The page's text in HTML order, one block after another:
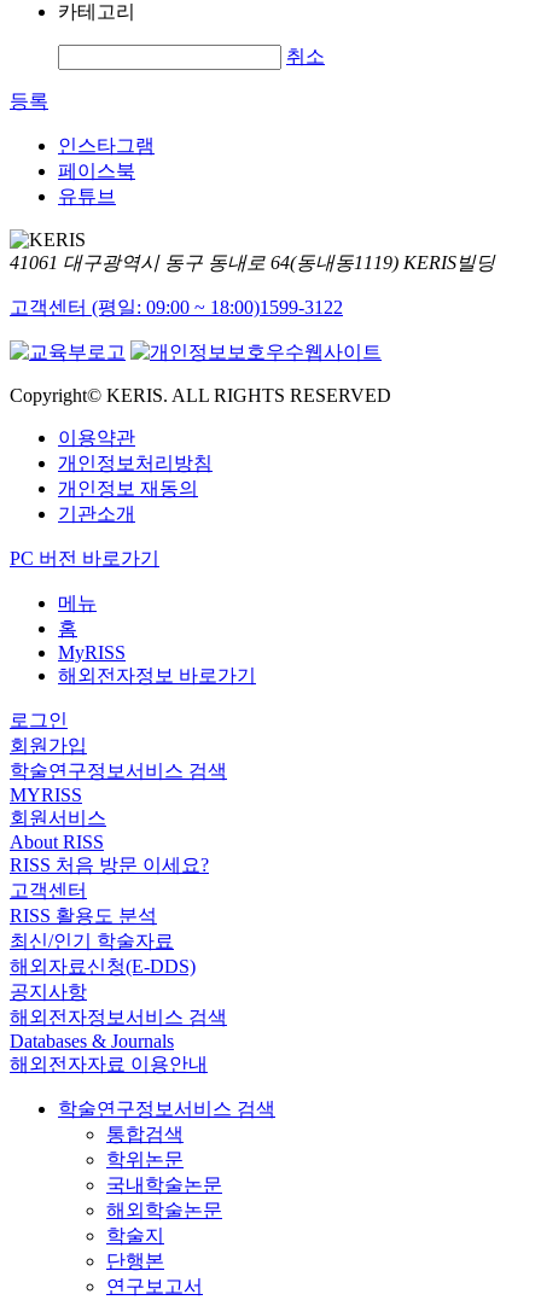
카테고리
취소
등록
인스타그램
페이스북
유튜브
41061 대구광역시 동구 동내로 64(동내동1119) KERIS빌딩
고객센터 (평일: 09:00 ~ 18:00)1599-3122
Copyright© KERIS. ALL RIGHTS RESERVED
이용약관
개인정보처리방침
개인정보 재동의
기관소개
PC 버전 바로가기
메뉴
홈
MyRISS
해외전자정보 바로가기
로그인
회원가입
학술연구정보서비스 검색
MYRISS
회원서비스
About RISS
RISS 처음 방문 이세요?
고객센터
RISS 활용도 분석
최신/인기 학술자료
해외자료신청(E-DDS)
공지사항
해외전자정보서비스 검색
Databases & Journals
해외전자자료 이용안내
학술연구정보서비스 검색
통합검색
학위논문
국내학술논문
해외학술논문
학술지
단행본
연구보고서